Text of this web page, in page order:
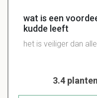
wat is een
kudde leeft
het is veiliger dan
3.4